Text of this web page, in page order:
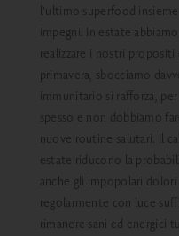
l'ultimo superfood
impegni. In estate
realizzare i nostri propositi
primavera, sbocciamo
immunitario si rafforza,
spesso e non dobbiamo
nuove routine salutari. Il
estate riducono la
anche gli impopolari
regolarmente con luce
rimanere sani ed energici